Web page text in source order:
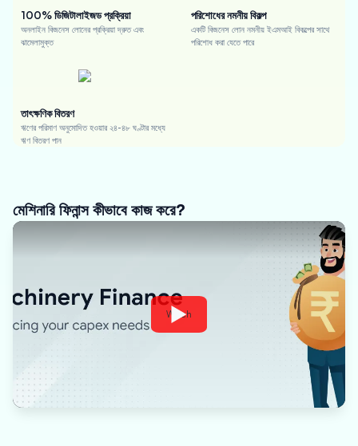
100% ডিজিটালাইজড প্রক্রিয়া
অনলাইন বিজনেস লোনের প্রক্রিয়া দ্রুত এবং
ঝামেলামুক্ত
পরিশোধের নমনীয় বিকল্প
একটি বিজনেস লোন নমনীয় ইএমআই বিকল্পের সাথে
পরিশোধ করা যেতে পারে
তাৎক্ষণিক বিতরণ
ঋণের পরিমাণ অনুমোদিত হওয়ার ২৪-৪৮ ঘণ্টার মধ্যে
ঋণ বিতরণ পান
মেশিনারি ফিনান্স কীভাবে কাজ করে?
Watch